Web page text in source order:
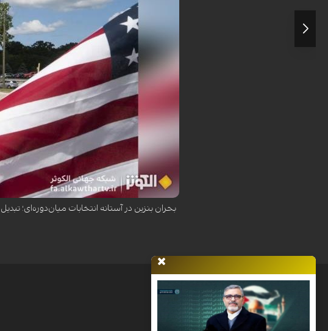
افزایش بی‌سابقه قیمت بنزین در پی ناامنی در تنگه هرمز و
بحران بنزین در آستانه انتخابات میان‌دوره‌ای؛